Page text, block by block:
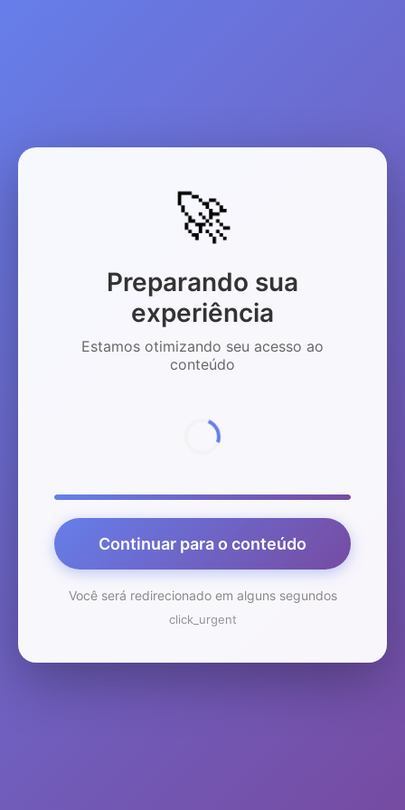
🚀
Preparando sua
experiência
Estamos otimizando seu acesso ao
conteúdo
Continuar para o conteúdo
Você será redirecionado em alguns segundos
click_urgent